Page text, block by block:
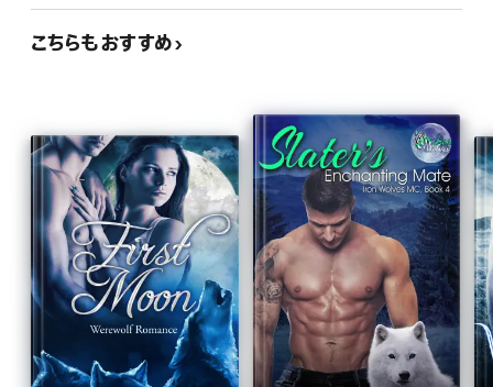
こちらもおすすめ